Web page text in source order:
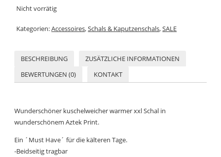
Nicht vorrätig
Kategorien:Accessoires,Schals & Kaputzenschals,SALE
BESCHREIBUNG
ZUSÄTZLICHE INFORMATIONEN
BEWERTUNGEN (0)
KONTAKT
Wunderschöner kuschelweicher warmer xxl Schal in
wunderschönem Aztek Print.
Ein ´Must Have´ für die kälteren Tage.
-Beidseitig tragbar